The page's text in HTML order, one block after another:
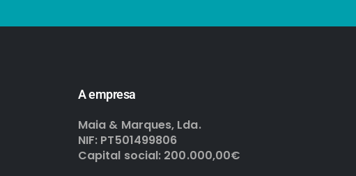
A empresa
Maia & Marques, Lda.
NIF: PT501499806
Capital social: 200.000,00€